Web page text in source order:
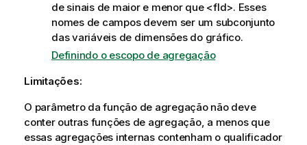
de sinais de maior e menor que <fld>. Esses
nomes de campos devem ser um subconjunto
das variáveis de dimensões do gráfico.
Definindo o escopo de agregação
Limitações:
O parâmetro da função de agregação não deve
conter outras funções de agregação, a menos que
essas agregações internas contenham o qualificador